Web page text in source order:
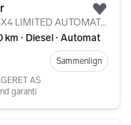
3,2D 200HK 4X4 LIMITED AUTOMAT/KAMERA/DAB+/SKINN/LEDBAR
km ∙ Diesel ∙ Automat
Sammenlign
AS
garanti